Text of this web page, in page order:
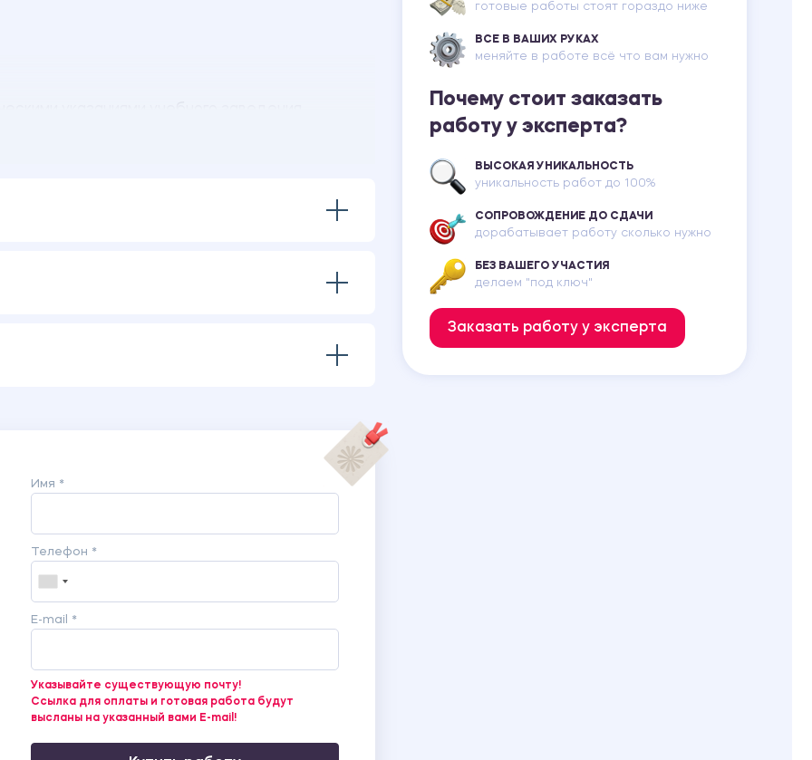
Имя *
Телефон *
E-mail *
Указывайте существующую почту!
Ссылка для оплаты и готовая работа будут
высланы на указанный вами E-mail!
готовые работы стоят гораздо ниже
ВСЕ В ВАШИХ РУКАХ
меняйте в работе всё что вам нужно
Почему стоит заказать
работу у эксперта?
ВЫСОКАЯ УНИКАЛЬНОСТЬ
уникальность работ до 100%
СОПРОВОЖДЕНИЕ ДО СДАЧИ
дорабатывает работу сколько нужно
БЕЗ ВАШЕГО УЧАСТИЯ
делаем "под ключ"
Заказать работу у эксперта